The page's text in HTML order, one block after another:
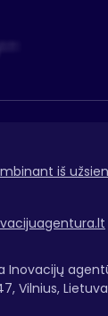
iš
Inovacijų
Vilnius, Lietuva